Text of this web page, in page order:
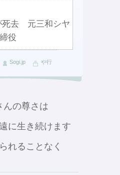
死去 元三和シヤ
役
Sogi.jp や行
んの尊さは
に生き続けます
れることなく